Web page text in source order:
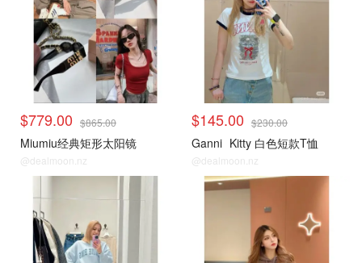
$779.00 $865.00
Miumiu经典矩形太阳镜
@dealmoon.nz
$145.00 $230.00
Ganni Kitty 白色短款T恤
@dealmoon.nz
小编推荐